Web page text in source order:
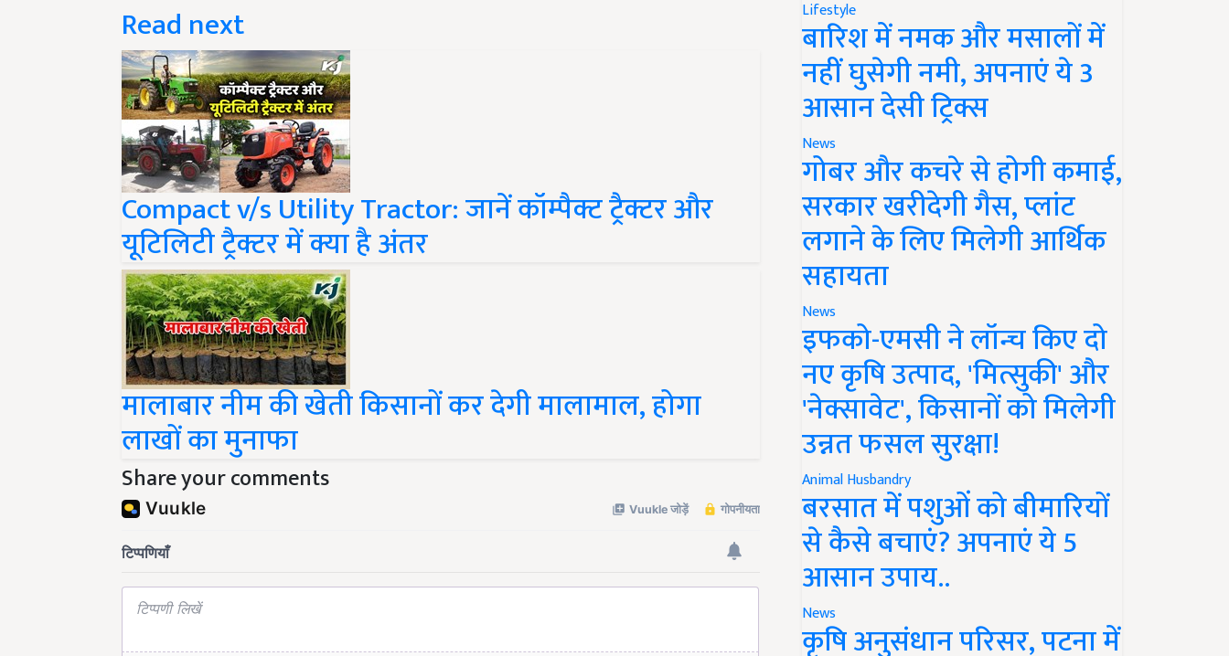
Read next
Compact v/s Utility Tractor: जानें कॉम्पैक्ट ट्रैक्टर और
यूटिलिटी ट्रैक्टर में क्या है अंतर
मालाबार नीम की खेती किसानों कर देगी मालामाल, होगा
लाखों का मुनाफा
Share your comments
Lifestyle
बारिश में नमक और मसालों में
नहीं घुसेगी नमी, अपनाएं ये 3
आसान देसी ट्रिक्स
News
गोबर और कचरे से होगी कमाई,
सरकार खरीदेगी गैस, प्लांट
लगाने के लिए मिलेगी आर्थिक
सहायता
News
इफको-एमसी ने लॉन्च किए दो
नए कृषि उत्पाद, 'मित्सुकी' और
'नेक्सावेट', किसानों को मिलेगी
उन्नत फसल सुरक्षा!
Animal Husbandry
बरसात में पशुओं को बीमारियों
से कैसे बचाएं? अपनाएं ये 5
आसान उपाय..
News
कृषि अनुसंधान परिसर, पटना में